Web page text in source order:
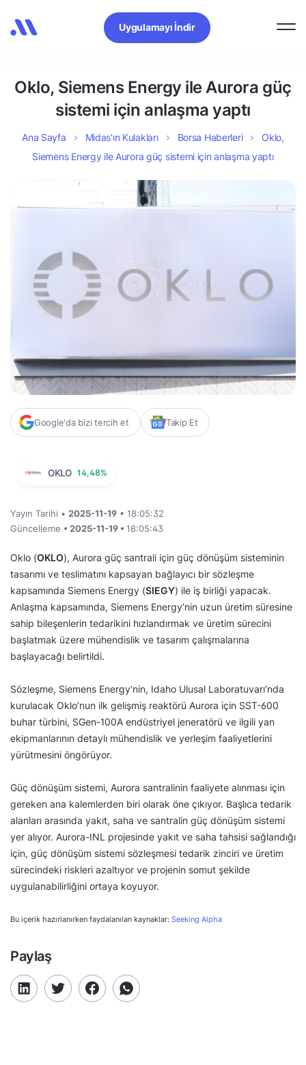
Uygulamayı İndir
Oklo, Siemens Energy ile Aurora güç
sistemi için anlaşma yaptı
Ana Sayfa Midas’ın Kulakları Borsa Haberleri
Oklo,
Siemens Energy ile Aurora güç sistemi için anlaşma yaptı
Google'da bizi tercih et Takip Et
OKLO 14,48%
Yayın Tarihi • 2025-11-19 • 18:05:32
Güncelleme • 2025-11-19 • 18:05:43
Oklo (OKLO), Aurora güç santrali için güç dönüşüm sisteminin
tasarımı ve teslimatını kapsayan bağlayıcı bir sözleşme
kapsamında Siemens Energy (SIEGY) ile iş birliği yapacak.
Anlaşma kapsamında, Siemens Energy’nin uzun üretim süresine
sahip bileşenlerin tedarikini hızlandırmak ve üretim sürecini
başlatmak üzere mühendislik ve tasarım çalışmalarına
başlayacağı belirtildi.
Sözleşme, Siemens Energy’nin, Idaho Ulusal Laboratuvarı’nda
kurulacak Oklo’nun ilk gelişmiş reaktörü Aurora için SST-600
buhar türbini, SGen-100A endüstriyel jeneratörü ve ilgili yan
ekipmanlarının detaylı mühendislik ve yerleşim faaliyetlerini
yürütmesini öngörüyor.
Güç dönüşüm sistemi, Aurora santralinin faaliyete alınması için
gereken ana kalemlerden biri olarak öne çıkıyor. Başlıca tedarik
alanları arasında yakıt, saha ve santralin güç dönüşüm sistemi
yer alıyor. Aurora-INL projesinde yakıt ve saha tahsisi sağlandığı
için, güç dönüşüm sistemi sözleşmesi tedarik zinciri ve üretim
sürecindeki riskleri azaltıyor ve projenin somut şekilde
uygulanabilirliğini ortaya koyuyor.
Bu içerik hazırlanırken faydalanılan kaynaklar: Seeking Alpha
Paylaş